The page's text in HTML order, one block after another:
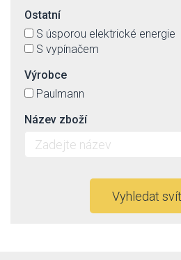
Ostatní
S úsporou elektrické energie
S vypínačem
Výrobce
Paulmann
Název zboží
Vyhledat